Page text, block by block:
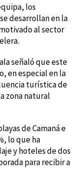
los
desarrollan en la
al sector
señaló que este
en especial en la
turística de
zona natural
de Camaná e
lo que ha
y hoteles de dos
para recibir a